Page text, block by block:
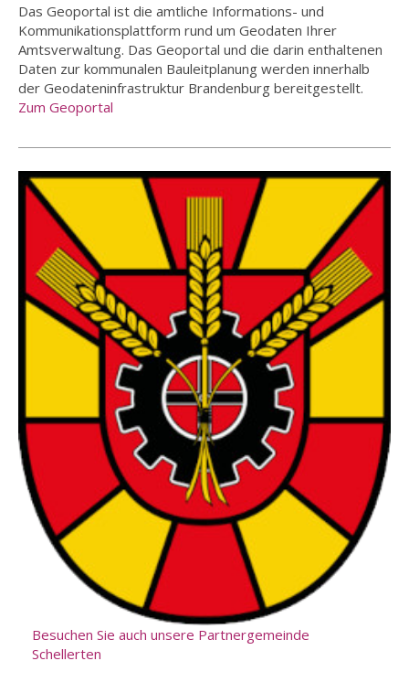
Das Geoportal ist die amtliche Informations- und
Kommunikationsplattform rund um Geodaten Ihrer
Amtsverwaltung. Das Geoportal und die darin enthaltenen
Daten zur kommunalen Bauleitplanung werden innerhalb
der Geodateninfrastruktur Brandenburg bereitgestellt.
Zum Geoportal
Besuchen Sie auch unsere Partnergemeinde
Schellerten